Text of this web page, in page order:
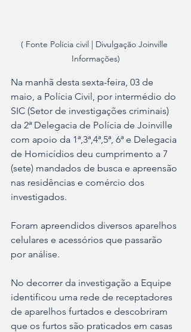
( Fonte Polícia civil | Divulgação Joinville
Informações)
Na manhã desta sexta-feira, 03 de
maio, a Polícia Civil, por intermédio do
SIC (Setor de investigações criminais)
da 2ª Delegacia de Polícia de Joinville
com apoio da 1ª,3ª,4ª,5ª, 6ª e Delegacia
de Homicídios deu cumprimento a 7
(sete) mandados de busca e apreensão
nas residências e comércio dos
investigados.
Foram apreendidos diversos aparelhos
celulares e acessórios que passarão
por análise.
No decorrer da investigação a Equipe
identificou uma rede de receptadores
de aparelhos furtados e descobriram
que os furtos são praticados em casas